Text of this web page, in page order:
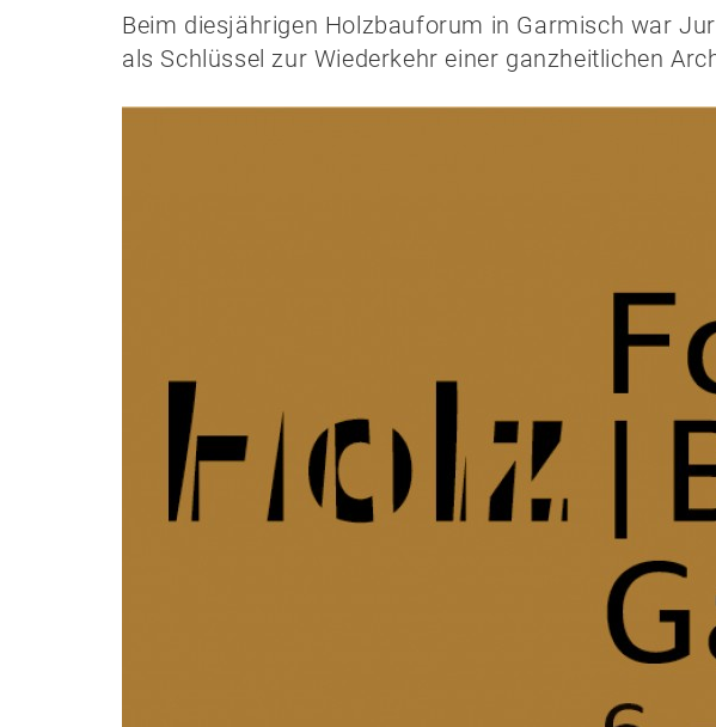
Beim diesjährigen Holzbauforum in Garmisch war
als Schlüssel zur Wiederkehr einer ganzheitlichen